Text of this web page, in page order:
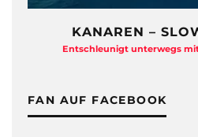
KANAREN –
Entschleunigt unterwegs
FAN AUF FACEBOOK